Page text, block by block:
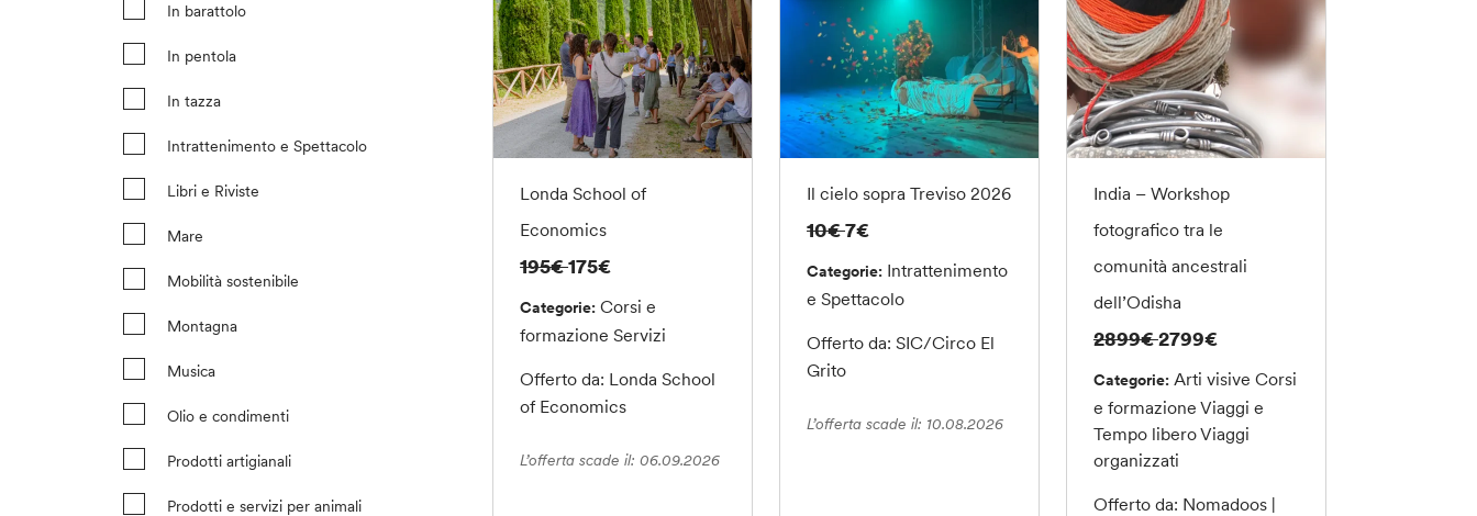
In barattolo
In pentola
In tazza
Intrattenimento e Spettacolo
Libri e Riviste
Mare
Mobilità sostenibile
Montagna
Musica
Olio e condimenti
Prodotti artigianali
Prodotti e servizi per animali
Londa School of
Economics
195€175€
Categorie: Corsi e
formazioneServizi
Offerto da: Londa School
of Economics
L’offerta scade il: 06.09.2026
Il cielo sopra Treviso 2026
10€7€
Categorie: Intrattenimento
e Spettacolo
Offerto da: SIC/Circo El
Grito
L’offerta scade il: 10.08.2026
India – Workshop
fotografico tra le
comunità ancestrali
dell’Odisha
2899€2799€
Categorie: Arti visive Corsi
e formazione Viaggi e
Tempo liberoViaggi
organizzati
Offerto da: Nomadoos |